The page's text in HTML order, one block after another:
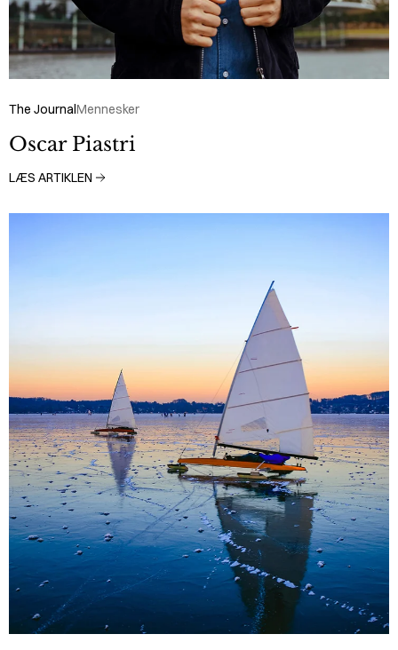
The JournalMennesker
Oscar Piastri
LÆS ARTIKLEN